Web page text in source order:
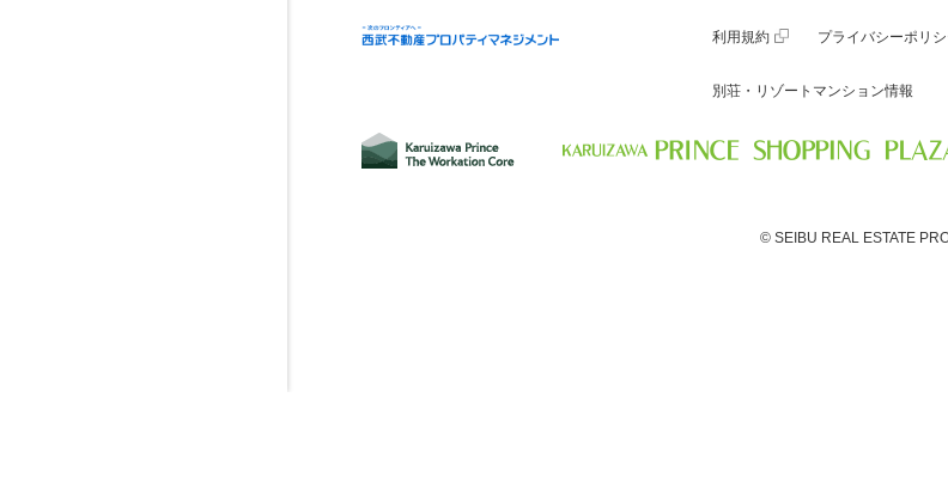
利用規約 プライバシーポリ
別荘・リゾートマンション情報
© SEIBU REAL ESTATE